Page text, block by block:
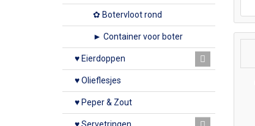
✿ Botervloot rond
► Container voor boter
♥ Eierdoppen
♥ Olieflesjes
♥ Peper & Zout